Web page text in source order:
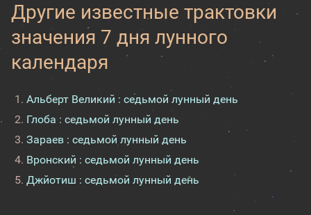
Другие известные трактовки
значения 7 дня лунного
календаря
Альберт Великий : седьмой лунный день
Глоба : седьмой лунный день
Зараев : седьмой лунный день
Вронский : седьмой лунный день
Джйотиш : седьмой лунный день